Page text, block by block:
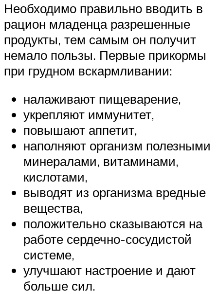
Необходимо правильно вводить в
рацион младенца разрешенные
продукты, тем самым он получит
немало пользы. Первые прикормы
при грудном вскармливании:
налаживают пищеварение,
укрепляют иммунитет,
повышают аппетит,
наполняют организм полезными
минералами, витаминами,
кислотами,
выводят из организма вредные
вещества,
положительно сказываются на
работе сердечно-сосудистой
системе,
улучшают настроение и дают
больше сил.